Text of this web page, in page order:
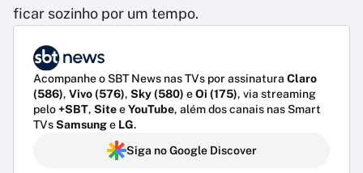
ficar sozinho por um tempo.
Acompanhe o SBT News nas TVs por assinatura Claro
(586), Vivo (576), Sky (580) eOi (175), via streaming
pelo+SBT, SiteeYouTube, além dos canais nas Smart
TVsSamsunge LG.
Siga no Google Discover